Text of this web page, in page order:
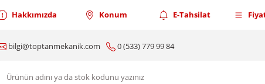
Hakkımızda Konum E-Tahsilat
bilgi@toptanmekanik.com 0 (533) 779 99 84